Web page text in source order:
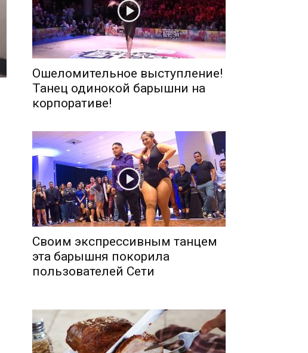
Ошеломительное выступление!
Танец одинокой барышни на
корпоративе!
Своим экспрессивным танцем
эта барышня покорила
пользователей Сети